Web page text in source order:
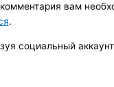
вам
.
социальный аккаунт